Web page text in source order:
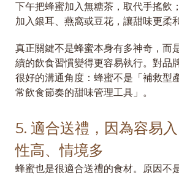
下午把蜂蜜加入無糖茶，取代手搖飲
加入銀耳、燕窩或豆花，讓甜味更柔和
真正關鍵不是蜂蜜本身有多神奇，而
續的飲食習慣變得更容易執行。對品
很好的溝通角度：蜂蜜不是「補救型
常飲食節奏的甜味管理工具」。
5. 適合送禮，因為容易
性高、情境多
蜂蜜也是很適合送禮的食材。原因不